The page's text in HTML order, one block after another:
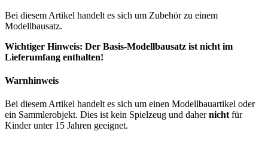
Bei diesem Artikel handelt es sich um Zubehör zu einem
Modellbausatz.
Wichtiger Hinweis: Der Basis-Modellbausatz ist nicht im
Lieferumfang enthalten!
Warnhinweis
Bei diesem Artikel handelt es sich um einen Modellbauartikel oder
ein Sammlerobjekt. Dies ist kein Spielzeug und dahernicht für
Kinder unter 15 Jahren geeignet.